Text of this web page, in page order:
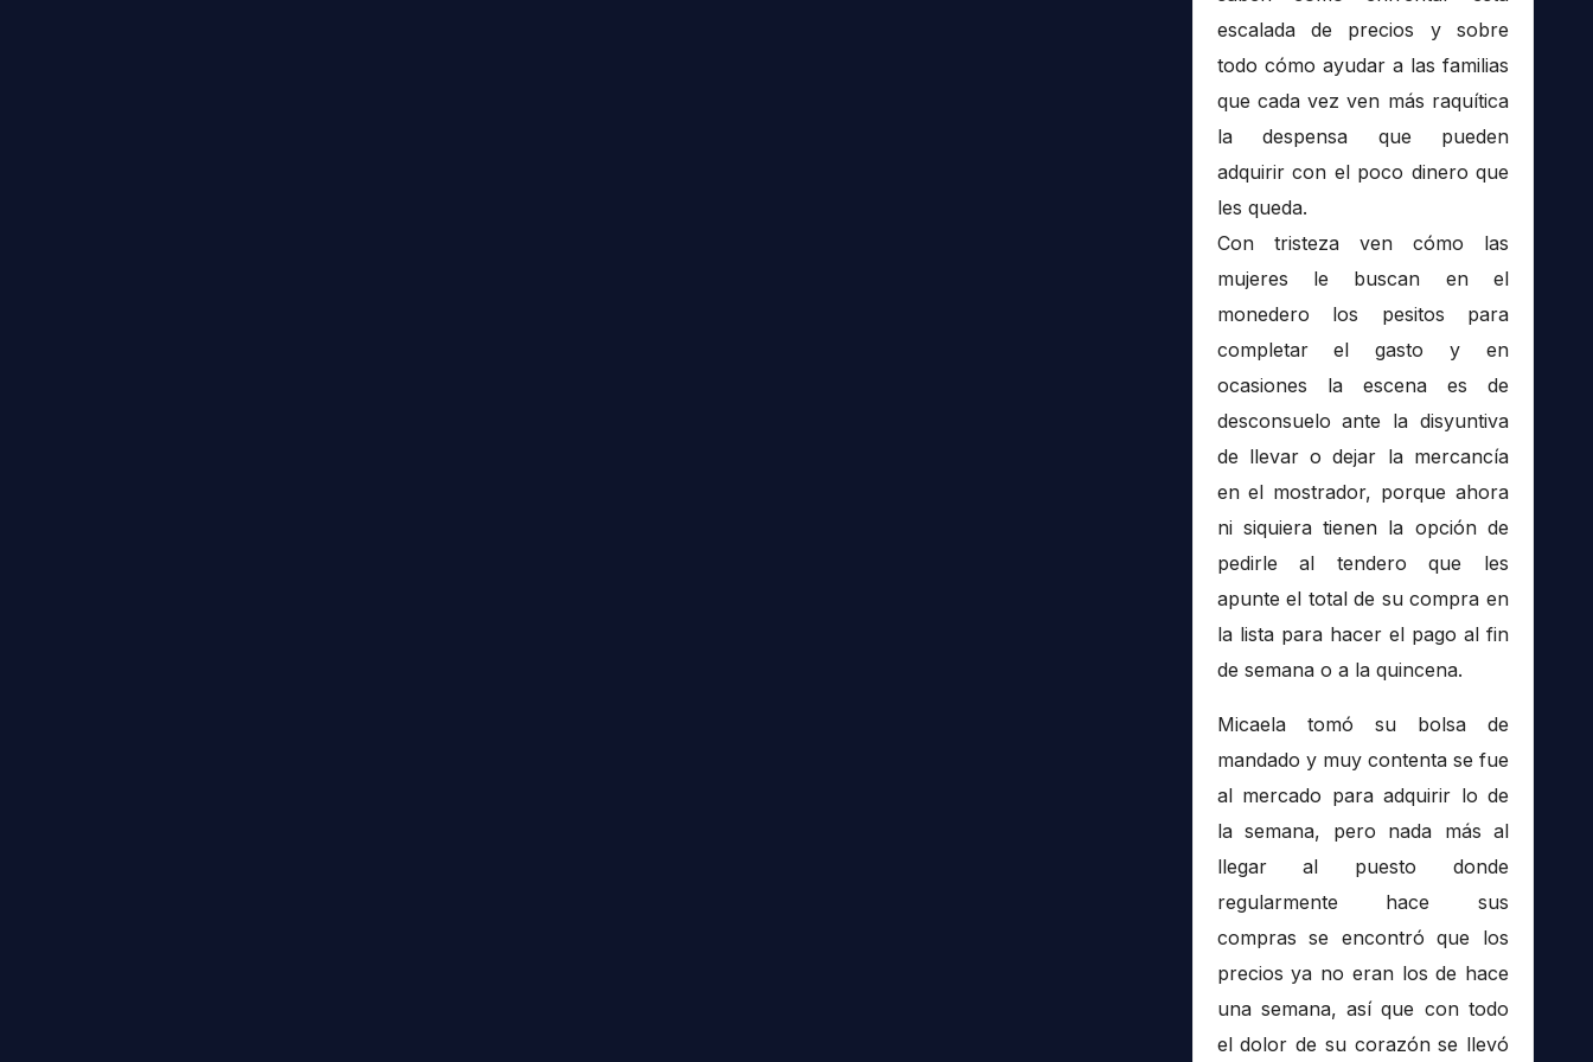
escalada de precios y sobre
todo cómo ayudar a las familias
que cada vez ven más raquítica
la despensa que pueden
adquirir con el poco dinero que
les queda.
Con tristeza ven cómo las
mujeres le buscan en el
monedero los pesitos para
completar el gasto y en
ocasiones la escena es de
desconsuelo ante la disyuntiva
de llevar o dejar la mercancía
en el mostrador, porque ahora
ni siquiera tienen la opción de
pedirle al tendero que les
apunte el total de su compra en
la lista para hacer el pago al fin
de semana o a la quincena.
Micaela tomó su bolsa de
mandado y muy contenta se fue
al mercado para adquirir lo de
la semana, pero nada más al
llegar al puesto donde
regularmente hace sus
compras se encontró que los
precios ya no eran los de hace
una semana, así que con todo
el dolor de su corazón se llevó